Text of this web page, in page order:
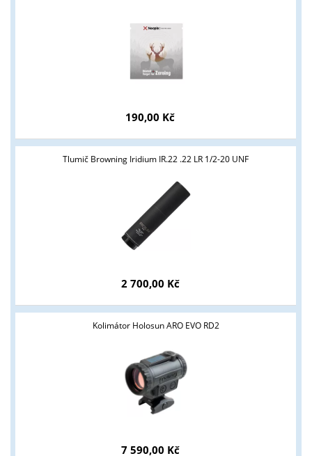
190,00 Kč
Tlumič Browning Iridium IR.22 .22 LR 1/2-20 UNF
2 700,00 Kč
Kolimátor Holosun ARO EVO RD2
7 590,00 Kč